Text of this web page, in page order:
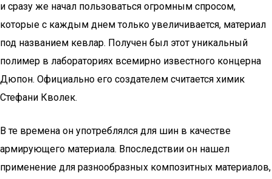
и сразу же начал пользоваться огромным спросом,
которые с каждым днем только увеличивается, материал
под названием кевлар. Получен был этот уникальный
полимер в лабораториях всемирно известного концерна
Дюпон. Официально его создателем считается химик
Стефани Кволек.
В те времена он употреблялся для шин в качестве
армирующего материала. Впоследствии он нашел
применение для разнообразных композитных материалов,